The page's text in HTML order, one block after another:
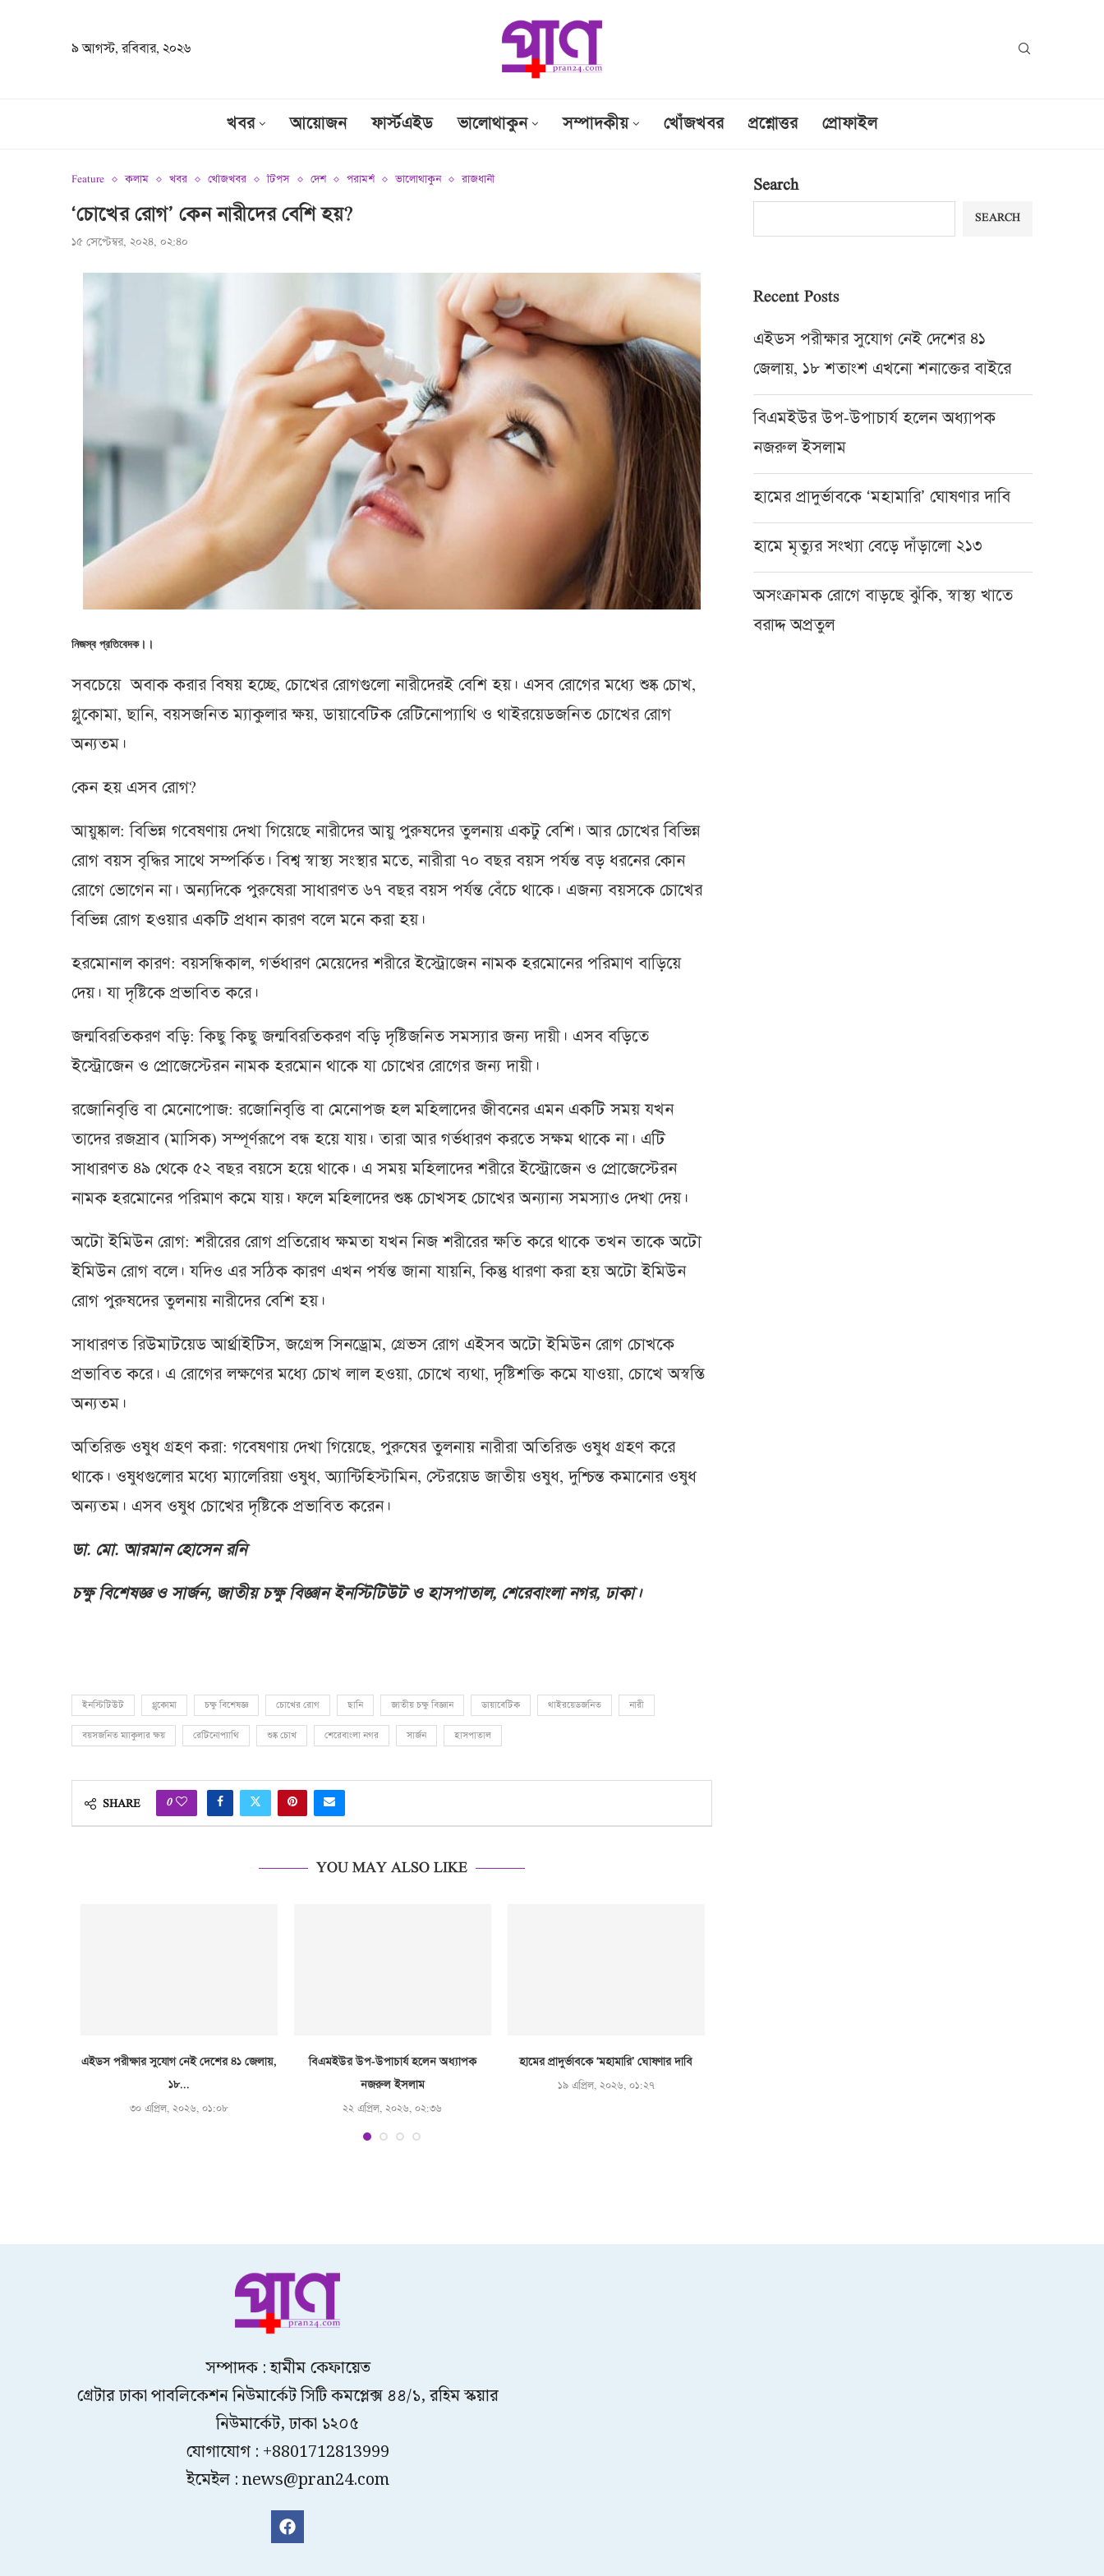
৯ আগস্ট, রবিবার, ২০২৬
খবর আয়োজন ফার্স্টএইড ভালোথাকুন সম্পাদকীয় খোঁজখবর প্রশ্নোত্তর প্রোফাইল
Feature কলাম খবর খোঁজখবর টিপস দেশ পরামর্শ ভালোথাকুন রাজধানী
‘চোখের রোগ’ কেন নারীদের বেশি হয়?
১৫ সেপ্টেম্বর, ২০২৪, ০২:৪০
নিজস্ব প্রতিবেদক।।
সবচেয়ে অবাক করার বিষয় হচ্ছে, চোখের রোগগুলো নারীদেরই বেশি হয়। এসব রোগের মধ্যে শুষ্ক চোখ,
গ্লুকোমা, ছানি, বয়সজনিত ম্যাকুলার ক্ষয়, ডায়াবেটিক রেটিনোপ্যাথি ও থাইরয়েডজনিত চোখের রোগ
অন্যতম।
কেন হয় এসব রোগ?
আয়ুষ্কাল: বিভিন্ন গবেষণায় দেখা গিয়েছে নারীদের আয়ু পুরুষদের তুলনায় একটু বেশি। আর চোখের বিভিন্ন
রোগ বয়স বৃদ্ধির সাথে সম্পর্কিত। বিশ্ব স্বাস্থ্য সংস্থার মতে, নারীরা ৭০ বছর বয়স পর্যন্ত বড় ধরনের কোন
রোগে ভোগেন না। অন্যদিকে পুরুষেরা সাধারণত ৬৭ বছর বয়স পর্যন্ত বেঁচে থাকে। এজন্য বয়সকে চোখের
বিভিন্ন রোগ হওয়ার একটি প্রধান কারণ বলে মনে করা হয়।
হরমোনাল কারণ: বয়সন্ধিকাল, গর্ভধারণ মেয়েদের শরীরে ইস্ট্রোজেন নামক হরমোনের পরিমাণ বাড়িয়ে
দেয়। যা দৃষ্টিকে প্রভাবিত করে।
জন্মবিরতিকরণ বড়ি: কিছু কিছু জন্মবিরতিকরণ বড়ি দৃষ্টিজনিত সমস্যার জন্য দায়ী। এসব বড়িতে
ইস্ট্রোজেন ও প্রোজেস্টেরন নামক হরমোন থাকে যা চোখের রোগের জন্য দায়ী।
রজোনিবৃত্তি বা মেনোপোজ: রজোনিবৃত্তি বা মেনোপজ হল মহিলাদের জীবনের এমন একটি সময় যখন
তাদের রজস্রাব (মাসিক) সম্পূর্ণরূপে বন্ধ হয়ে যায়। তারা আর গর্ভধারণ করতে সক্ষম থাকে না। এটি
সাধারণত ৪৯ থেকে ৫২ বছর বয়সে হয়ে থাকে। এ সময় মহিলাদের শরীরে ইস্ট্রোজেন ও প্রোজেস্টেরন
নামক হরমোনের পরিমাণ কমে যায়। ফলে মহিলাদের শুষ্ক চোখসহ চোখের অন্যান্য সমস্যাও দেখা দেয়।
অটো ইমিউন রোগ: শরীরের রোগ প্রতিরোধ ক্ষমতা যখন নিজ শরীরের ক্ষতি করে থাকে তখন তাকে অটো
ইমিউন রোগ বলে। যদিও এর সঠিক কারণ এখন পর্যন্ত জানা যায়নি, কিন্তু ধারণা করা হয় অটো ইমিউন
রোগ পুরুষদের তুলনায় নারীদের বেশি হয়।
সাধারণত রিউমাটয়েড আর্থ্রাইটিস, জগ্রেন্স সিনড্রোম, গ্রেভস রোগ এইসব অটো ইমিউন রোগ চোখকে
প্রভাবিত করে। এ রোগের লক্ষণের মধ্যে চোখ লাল হওয়া, চোখে ব্যথা, দৃষ্টিশক্তি কমে যাওয়া, চোখে অস্বস্তি
অন্যতম।
অতিরিক্ত ওষুধ গ্রহণ করা: গবেষণায় দেখা গিয়েছে, পুরুষের তুলনায় নারীরা অতিরিক্ত ওষুধ গ্রহণ করে
থাকে। ওষুধগুলোর মধ্যে ম্যালেরিয়া ওষুধ, অ্যান্টিহিস্টামিন, স্টেরয়েড জাতীয় ওষুধ, দুশ্চিন্ত কমানোর ওষুধ
অন্যতম। এসব ওষুধ চোখের দৃষ্টিকে প্রভাবিত করেন।
ডা. মো. আরমান হোসেন রনি
চক্ষু বিশেষজ্ঞ ও সার্জন, জাতীয় চক্ষু বিজ্ঞান ইনস্টিটিউট ও হাসপাতাল, শেরেবাংলা নগর, ঢাকা।
ইনস্টিটিউট গ্লুকোমা চক্ষু বিশেষজ্ঞ চোখের রোগ ছানি জাতীয় চক্ষু বিজ্ঞান ডায়াবেটিক থাইরয়েডজনিত নারী
বয়সজনিত ম্যাকুলার ক্ষয় রেটিনোপ্যাথি শুষ্ক চোখ শেরেবাংলা নগর সার্জন হাসপাতাল
SHARE 0
YOU MAY ALSO LIKE
এইডস পরীক্ষার সুযোগ নেই দেশের ৪১ জেলায়,
১৮...
৩০ এপ্রিল, ২০২৬, ০১:০৮
বিএমইউর উপ-উপাচার্য হলেন অধ্যাপক
নজরুল ইসলাম
২২ এপ্রিল, ২০২৬, ০২:৩৬
হামের প্রাদুর্ভাবকে ‘মহামারি’ ঘোষণার দাবি
১৯ এপ্রিল, ২০২৬, ০১:২৭
Search
SEARCH
Recent Posts
এইডস পরীক্ষার সুযোগ নেই দেশের ৪১
জেলায়, ১৮ শতাংশ এখনো শনাক্তের বাইরে
বিএমইউর উপ-উপাচার্য হলেন অধ্যাপক
নজরুল ইসলাম
হামের প্রাদুর্ভাবকে ‘মহামারি’ ঘোষণার দাবি
হামে মৃত্যুর সংখ্যা বেড়ে দাঁড়ালো ২১৩
অসংক্রামক রোগে বাড়ছে ঝুঁকি, স্বাস্থ্য খাতে
বরাদ্দ অপ্রতুল
সম্পাদক : হামীম কেফায়েত
গ্রেটার ঢাকা পাবলিকেশন নিউমার্কেট সিটি কমপ্লেক্স ৪৪/১, রহিম স্কয়ার
নিউমার্কেট, ঢাকা ১২০৫
যোগাযোগ : +8801712813999
ইমেইল : news@pran24.com